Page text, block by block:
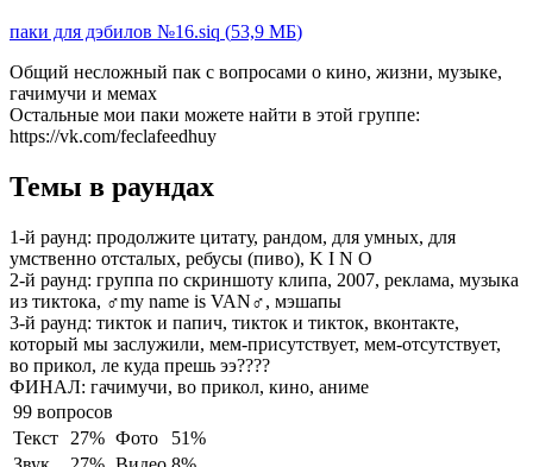
паки для дэбилов №16.siq (53,9 МБ)
Общий несложный пак с вопросами о кино, жизни, музыке,
гачимучи и мемах
Остальные мои паки можете найти в этой группе:
https://vk.com/feclafeedhuy
Темы в раундах
1-й раунд: продолжите цитату, рандом, для умных, для
умственно отсталых, ребусы (пиво), K I N O
2-й раунд: группа по скриншоту клипа, 2007, реклама, музыка
из тиктока, ♂my name is VAN♂, мэшапы
3-й раунд: тикток и папич, тикток и тикток, вконтакте,
который мы заслужили, мем-присутствует, мем-отсутствует,
во прикол, ле куда прешь ээ????
ФИНАЛ: гачимучи, во прикол, кино, аниме
99 вопросов
Текст
27% Фото
51%